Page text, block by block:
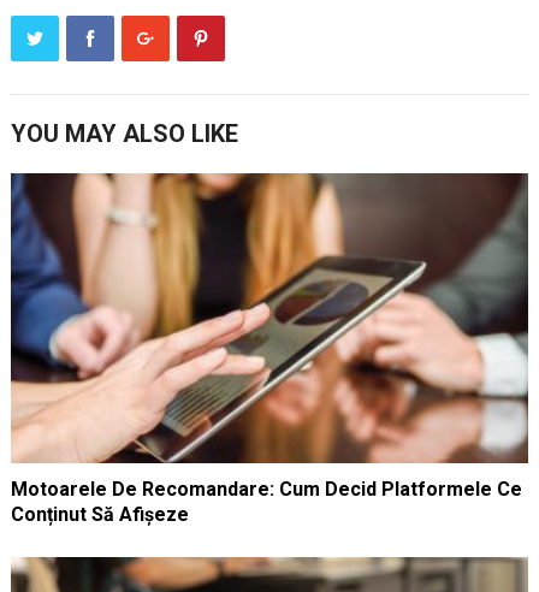
YOU MAY ALSO LIKE
Motoarele De Recomandare: Cum Decid Platformele Ce
Conținut Să Afișeze